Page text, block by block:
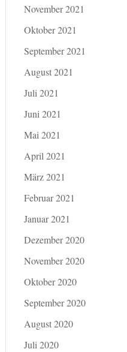
November 2021
Oktober 2021
September 2021
August 2021
Juli 2021
Juni 2021
Mai 2021
April 2021
März 2021
Februar 2021
Januar 2021
Dezember 2020
November 2020
Oktober 2020
September 2020
August 2020
Juli 2020